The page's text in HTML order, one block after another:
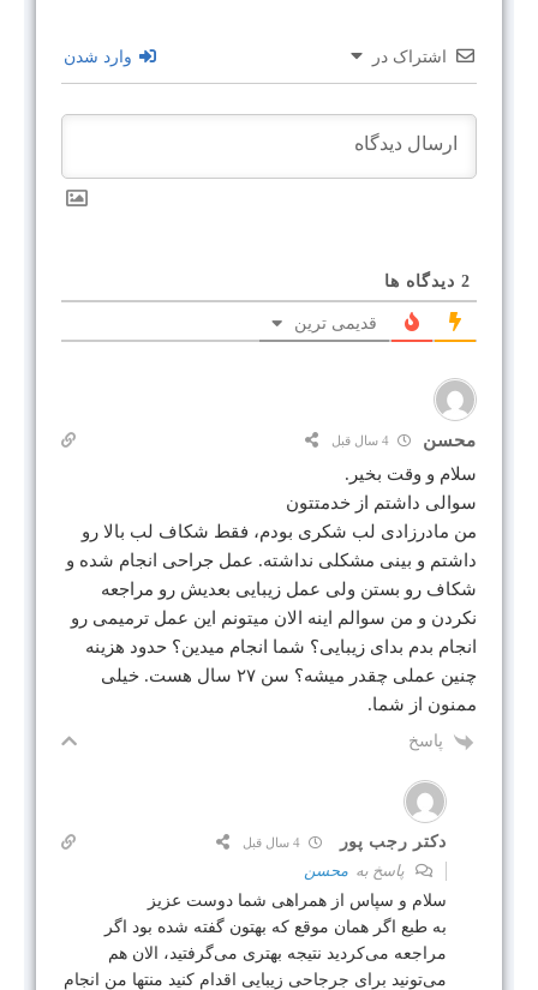
اشتراک در وارد شدن
2 دیدگاه ها
قدیمی ترین
محسن
سلام و وقت بخیر.
سوالی داشتم از خدمتتون
من مادرزادی لب شکری بودم، فقط شکاف لب بالا رو
داشتم و بینی مشکلی نداشته. عمل جراحی انجام شده و
شکاف رو بستن ولی عمل زیبایی بعدیش رو مراجعه
نکردن و من سوالم اینه الان میتونم این عمل ترمیمی رو
انجام بدم بدای زیبایی؟ شما انجام میدین؟ حدود هزینه
چنین عملی چقدر میشه؟ سن ۲۷ سال هست. خیلی
ممنون از شما.
پاسخ
دکتر رجب پور 4 سال قبل
پاسخ به محسن
سلام و سپاس از همراهی شما دوست عزیز
به طبع اگر همان موقع که بهتون گفته شده بود اگر
مراجعه می‌کردید نتیجه بهتری می‌گرفتید، الان هم
می‌تونید برای جرجاحی زیبایی اقدام کنید منتها من انجام